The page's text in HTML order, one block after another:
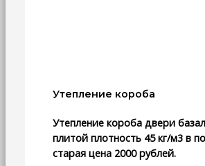
Утепление короба
Утепление короба двери
плитой плотность 45 кг/м3 в
старая цена 2000 рублей.